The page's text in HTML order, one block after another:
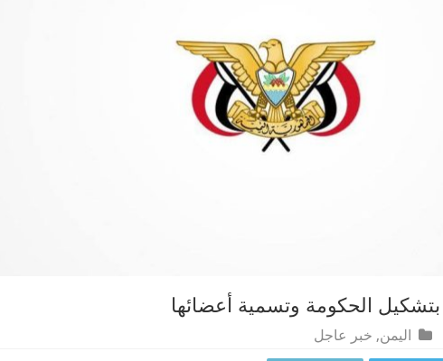
الحكومة وتسمية أعضائها
اليمن, خبر عاجل